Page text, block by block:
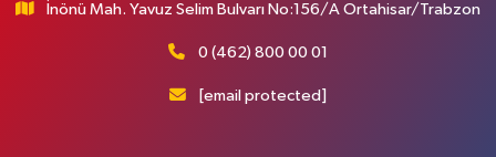
İnönü Mah. Yavuz Selim Bulvarı No:156/A Ortahisar/Trabzon
0 (462) 800 00 01
[email protected]